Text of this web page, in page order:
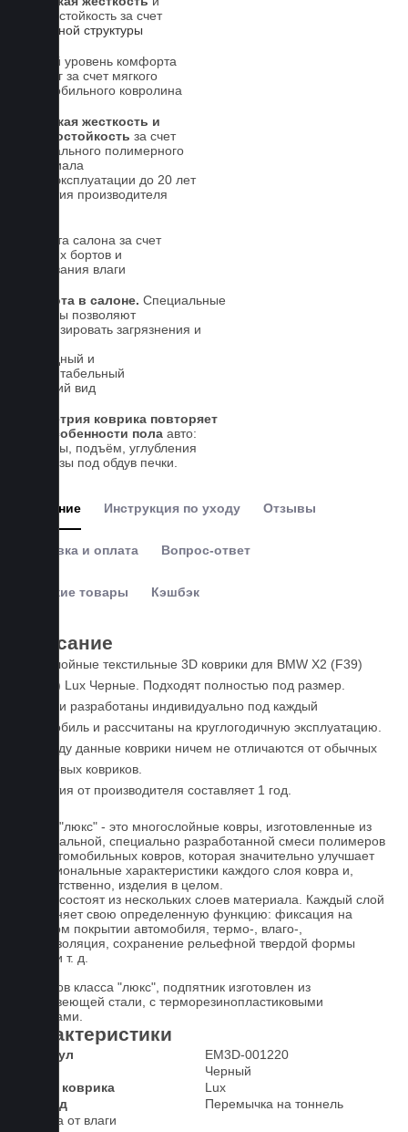
износостойкость за счет
5-слойной структуры
Новый уровень комфорта
для ног за счет мягкого
автомобильного ковролина
Высокая жесткость и
износостойкость за счет
специального полимерного
материала
Срок эксплуатации до 20 лет
Гарантия производителя
Чистота салона за счет
высоких бортов и
впитывания влаги
Чистота в салоне. Специальные
выступы позволяют
локализировать загрязнения и
Солидный и
презентабельный
внешний вид
Геометрия коврика повторяет
все особенности пола авто:
выступы, подъём, углубления
и вырезы под обдув печки.
Описание Инструкция по уходу Отзывы
Доставка и оплата Вопрос-ответ
Похожие товары Кэшбэк
Описание
Пятислойные текстильные 3D коврики для BMW X2 (F39)
(2018-) Lux Черные. Подходят полностью под размер.
Коврики разработаны индивидуально под каждый
автомобиль и рассчитаны на круглогодичную эксплуатацию.
По уходу данные коврики ничем не отличаются от обычных
резиновых ковриков.
Гарантия от производителя составляет 1 год.
Ковры "люкс" - это многослойные ковры, изготовленные из
оригинальной, специально разработанной смеси полимеров
для автомобильных ковров, которая значительно улучшает
функциональные характеристики каждого слоя ковра и,
соответственно, изделия в целом.
Ковры состоят из нескольких слоев материала. Каждый слой
выполняет свою определенную функцию: фиксация на
штатном покрытии автомобиля, термо-, влаго-,
звукоизоляция, сохранение рельефной твердой формы
ковра и т. д.
У ковров класса "люкс", подпятник изготовлен из
нержавеющей стали, с терморезинопластиковыми
вставками.
Характеристики
Артикул
EM3D-001220
Черный
Класс коврика
Lux
2-й ряд
Перемычка на тоннель
Защита от влаги